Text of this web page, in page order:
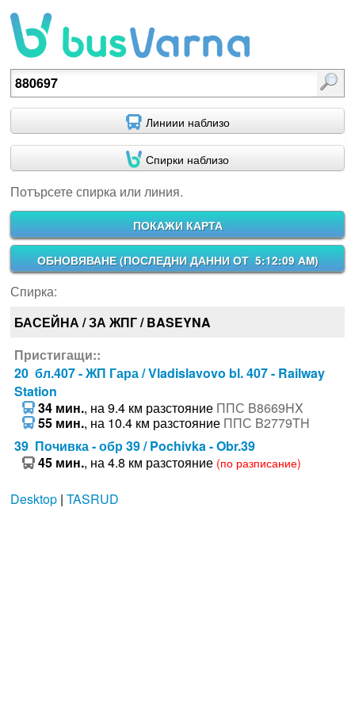
Потърсете спирка или линия.
Линиии наблизо
Спирки наблизо
Потърсете спирка или линия.
ПОКАЖИ КАРТА
ОБНОВЯВАНЕ (ПОСЛЕДНИ ДАННИ ОТ 5:12:09 AM)
Спирка:
БАСЕЙНА / ЗА ЖПГ / BASEYNA
Пристигащи::
20 бл.407 - ЖП Гара / Vladislavovo bl. 407 - Railway
Station
34 мин., на 9.4 км разстояние ППС B8669HX
55 мин., на 10.4 км разстояние ППС B2779TH
39 Почивка - обр 39 / Pochivka - Obr.39
45 мин., на 4.8 км разстояние (по разписание)
Desktop| TASRUD